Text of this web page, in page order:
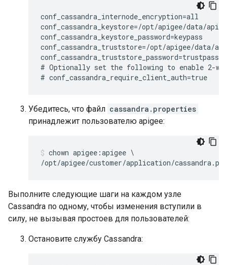
conf_cassandra_internode_encryption=all
conf_cassandra_keystore=/opt/apigee/data/
conf_cassandra_keystore_password=keypass
conf_cassandra_truststore=/opt/apigee/data/
conf_cassandra_truststore_password=trustpass
# Optionally set the following to enable 2-
# conf_cassandra_require_client_auth=true
Убедитесь, что файл cassandra.properties
принадлежит пользователю apigee:
chown apigee:apigee \
/opt/apigee/customer/application/
Выполните следующие шаги на каждом узле
Cassandra по одному, чтобы изменения вступили в
силу, не вызывая простоев для пользователей:
Остановите службу Cassandra: